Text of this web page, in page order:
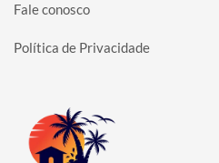
Fale conosco
Política de Privacidade
Página inicial